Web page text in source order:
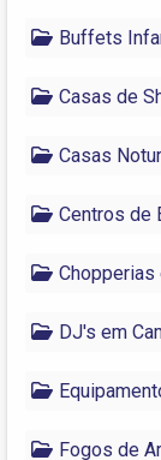
Buffets
Casas de
Casas
Centros de
Chopperias
DJ's em
Fogos de